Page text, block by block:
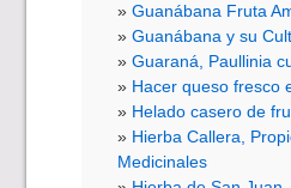
Guanábana Fruta
Guanábana y su
Guaraná, Paullinia
Hacer queso fresco
Helado casero de
Hierba Callera,
Medicinales